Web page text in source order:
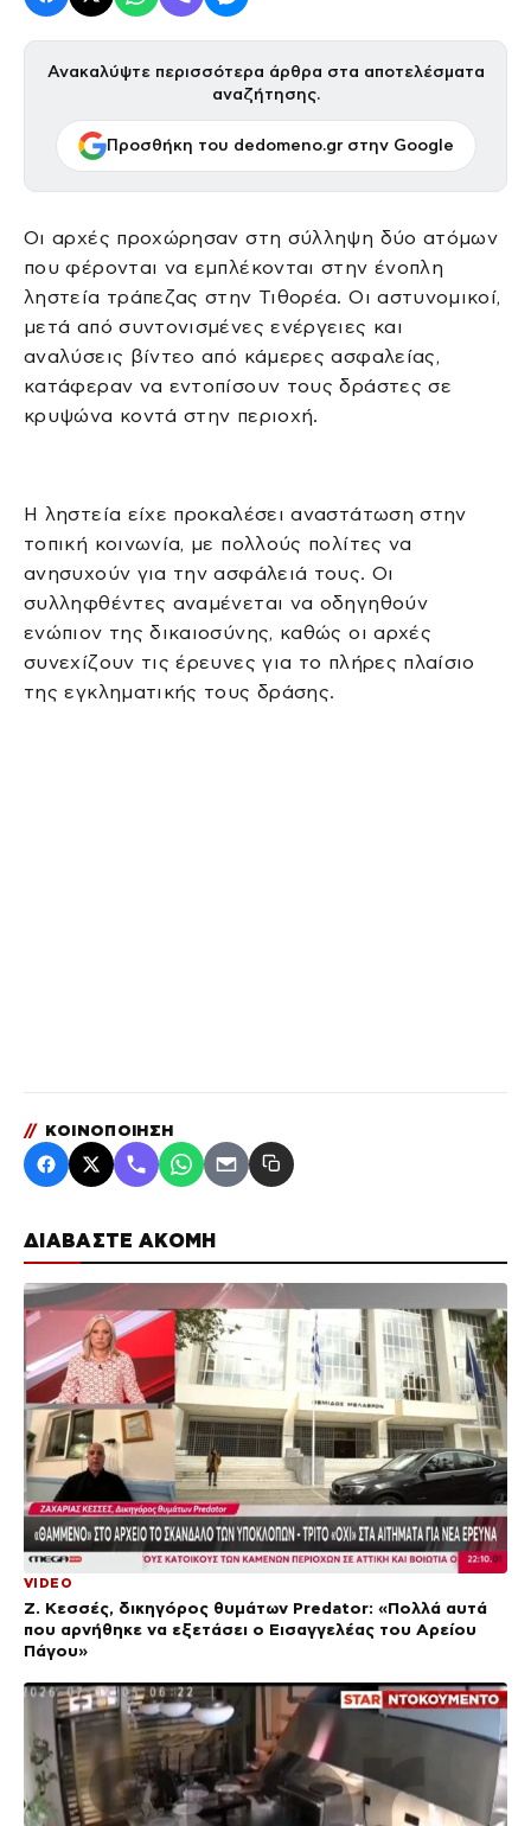
ΔΙΑΒΑΣΤΕ ΑΚΟΜΗ
VIDEO
Ζ. Κεσσές, δικηγόρος θυμάτων Predator: «Πολλά αυτά
που αρνήθηκε να εξετάσει ο Εισαγγελέας του Αρείου
Πάγου»
Ανακαλύψτε περισσότερα άρθρα στα αποτελέσματα
αναζήτησης.
Προσθήκη του dedomeno.gr στην Google
Οι αρχές προχώρησαν στη σύλληψη δύο ατόμων
που φέρονται να εμπλέκονται στην ένοπλη
ληστεία τράπεζας στην Τιθορέα. Οι αστυνομικοί,
μετά από συντονισμένες ενέργειες και
αναλύσεις βίντεο από κάμερες ασφαλείας,
κατάφεραν να εντοπίσουν τους δράστες σε
κρυψώνα κοντά στην περιοχή.
Η ληστεία είχε προκαλέσει αναστάτωση στην
τοπική κοινωνία, με πολλούς πολίτες να
ανησυχούν για την ασφάλειά τους. Οι
συλληφθέντες αναμένεται να οδηγηθούν
ενώπιον της δικαιοσύνης, καθώς οι αρχές
συνεχίζουν τις έρευνες για το πλήρες πλαίσιο
της εγκληματικής τους δράσης.
// ΚΟΙΝΟΠΟΙΗΣΗ